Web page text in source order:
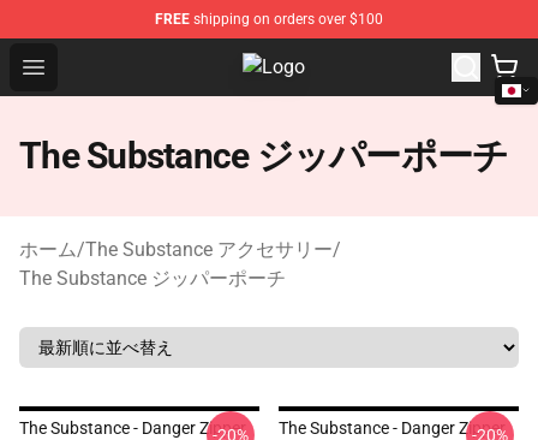
FREE shipping on orders over $100
Open menu The Substance Shop - Official
The Substance ジッパーポーチ
ホーム/The Substance アクセサリー/
The Substance ジッパーポーチ
The Substance - Danger Zipper
-20%
The Substance - Danger Zipper
-20%